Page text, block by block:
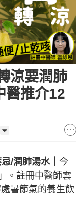
涼要潤肺
醫推介12
/潤肺湯水｜ 今
」。註冊中醫師雲
暑節氣的養生飲